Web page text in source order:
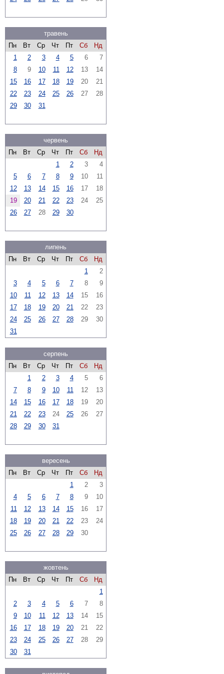
травень
Пн
Вт Ср Чт Пт Сб
Нд
1
2 3 4 5 6
7
8
9 10 11 12 13
14
15
16 17 18 19 20
21
22
23 24 25 26 27
28
29
30 31
червень
Пн
Вт Ср Чт Пт Сб
Нд
1
2 3
4
5
6 7 8 9 10
11
12
13 14 15 16 17
18
19
20 21 22 23 24
25
26
27 28 29 30
липень
Пн
Вт Ср Чт Пт Сб
Нд
1
2
3
4 5 6 7 8
9
10
11 12 13 14 15
16
17
18 19 20 21 22
23
24
25 26 27 28 29
30
31
серпень
Пн
Вт Ср Чт Пт Сб
Нд
1
2 3 4 5
6
7
8 9 10 11 12
13
14
15 16 17 18 19
20
21
22 23 24 25 26
27
28
29 30 31
вересень
Пн
Вт Ср Чт Пт Сб
Нд
1
2
3
4
5 6 7 8 9
10
11
12 13 14 15 16
17
18
19 20 21 22 23
24
25
26 27 28 29 30
жовтень
Пн
Вт Ср Чт Пт Сб
Нд
1
2
3 4 5 6 7
8
9
10 11 12 13 14
15
16
17 18 19 20 21
22
23
24 25 26 27 28
29
30
31